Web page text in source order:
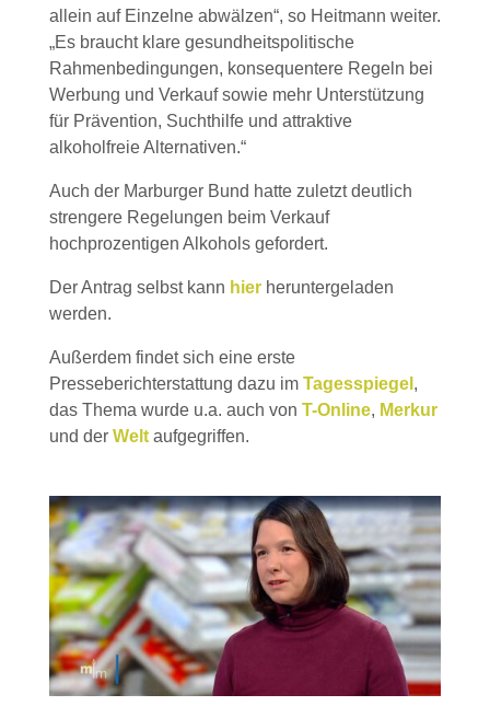
allein auf Einzelne abwälzen“, so Heitmann weiter.
„Es braucht klare gesundheitspolitische
Rahmenbedingungen, konsequentere Regeln bei
Werbung und Verkauf sowie mehr Unterstützung
für Prävention, Suchthilfe und attraktive
alkoholfreie Alternativen.“
Auch der Marburger Bund hatte zuletzt deutlich
strengere Regelungen beim Verkauf
hochprozentigen Alkohols gefordert.
Der Antrag selbst kann hierheruntergeladen
werden.
Außerdem findet sich eine erste
Presseberichterstattung dazu im Tagesspiegel ,
das Thema wurde u.a. auch von T-Online, Merkur
und der Weltaufgegriffen.